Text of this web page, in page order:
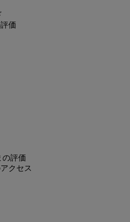
価
の評価
クセス